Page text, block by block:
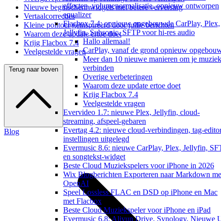
effecten, volumenormalisatie, opnieuw ontworpen
equalizer
Flacbox 7.4: opnieuw opgebouwde CarPlay, Plex,
Jellyfin, Subsonic, SFTP voor hi-res audio
Hallo allemaal!
CarPlay, vanaf de grond opnieuw
Meer dan 10 nieuwe manieren om je
verbinden
Overige verbeteringen
Waarom deze update ertoe doet
Krijg Flacbox 7.4
Veelgestelde vragen
Evervideo 1.7: nieuwe Plex, Jellyfin, cloud-
streaming, afspeel-gebaren
Evertag 4.2: nieuwe cloud-verbindingen, tag-
instellingen uitgelegd
Evermusic 8.6: nieuwe CarPlay, Plex, Jellyfin,
en songtekst-widget
Beste Cloud Muziekspelers voor iPhone in 2026
Wix Blogberichten Exporteren naar Markdown
OpenAI
Speel Lossless FLAC en DSD op iPhone en Mac
met Flacbox
Beste Cloud Muziekspeler voor iPhone en iPad
Evermusic 6.8: Aliyun Drive, Synology, Nieuwe
Nieuwe beginschermwidgets met betere verversing
Vertaalcorrecties
Kleine politoer geïnspireerd door jullie berichten
Waarom deze update ertoe doet
Krijg Flacbox 7.4
Veelgestelde vragen
Terug naar boven
Blog